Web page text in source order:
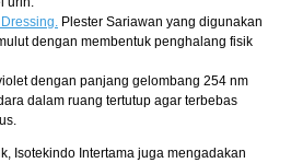
Plester Sariawan yang digunakan
dengan membentuk penghalang fisik
dengan panjang gelombang 254 nm
dalam ruang tertutup agar terbebas
Isotekindo Intertama juga mengadakan